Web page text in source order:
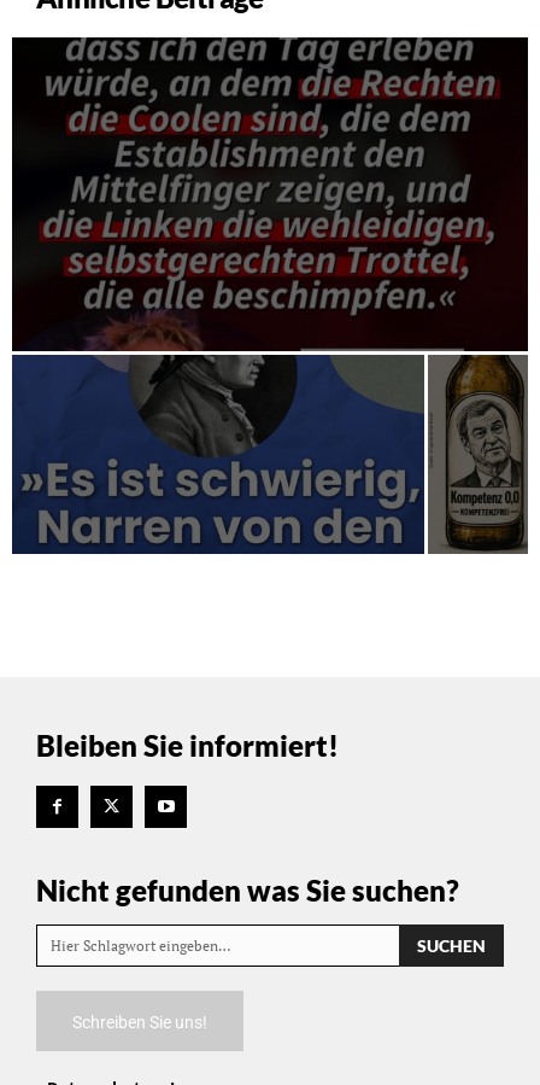
Bleiben Sie informiert!
Nicht gefunden was Sie suchen?
Hier Schlagwort eingeben… SUCHEN
Schreiben Sie uns!